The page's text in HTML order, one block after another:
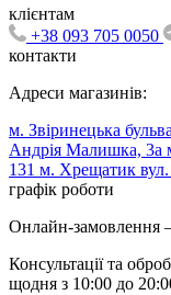
клієнтам
+38 093 705 0050
контакти
Адреси магазинів:
м. Звіринецька
Андрія Малишка, 3а
131 м. Хрещатик вул.
графік роботи
Онлайн-замовлення
Консультації та
щодня з 10:00 до